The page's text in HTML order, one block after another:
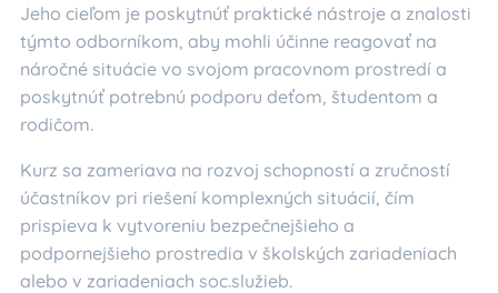
Jeho cieľom je poskytnúť praktické nástroje a znalosti
týmto odborníkom, aby mohli účinne reagovať na
náročné situácie vo svojom pracovnom prostredí a
poskytnúť potrebnú podporu deťom, študentom a
rodičom.
Kurz sa zameriava na rozvoj schopností a zručností
účastníkov pri riešení komplexných situácií, čím
prispieva k vytvoreniu bezpečnejšieho a
podpornejšieho prostredia v školských zariadeniach
alebo v zariadeniach soc.služieb.